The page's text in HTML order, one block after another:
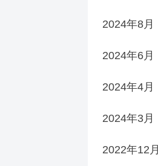
2024年8月
2024年6月
2024年4月
2024年3月
2022年12月